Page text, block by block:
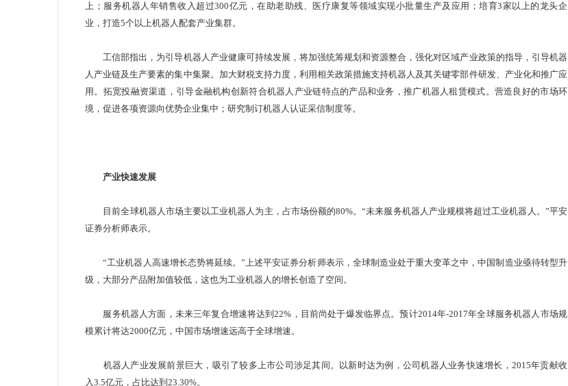
上；服务机器人年销售收入超过300亿元，在助老助残、医疗康复等领域实现小批量生产及应用；培育3家以上的龙头企
业，打造5个以上机器人配套产业集群。
工信部指出，为引导机器人产业健康可持续发展，将加强统筹规划和资源整合，强化对区域产业政策的指导，引导机器
人产业链及生产要素的集中集聚。加大财税支持力度，利用相关政策措施支持机器人及其关键零部件研发、产业化和推广应
用。拓宽投融资渠道，引导金融机构创新符合机器人产业链特点的产品和业务，推广机器人租赁模式。营造良好的市场环
境，促进各项资源向优势企业集中；研究制订机器人认证采信制度等。
产业快速发展
目前全球机器人市场主要以工业机器人为主，占市场份额的80%。“未来服务机器人产业规模将超过工业机器人。”平安
证券分析师表示。
“工业机器人高速增长态势将延续。”上述平安证券分析师表示，全球制造业处于重大变革之中，中国制造业亟待转型升
级，大部分产品附加值较低，这也为工业机器人的增长创造了空间。
服务机器人方面，未来三年复合增速将达到22%，目前尚处于爆发临界点。预计2014年-2017年全球服务机器人市场规
模累计将达2000亿元，中国市场增速远高于全球增速。
机器人产业发展前景巨大，吸引了较多上市公司涉足其间。以新时达为例，公司机器人业务快速增长，2015年贡献收
入3.5亿元，占比达到23.30%。